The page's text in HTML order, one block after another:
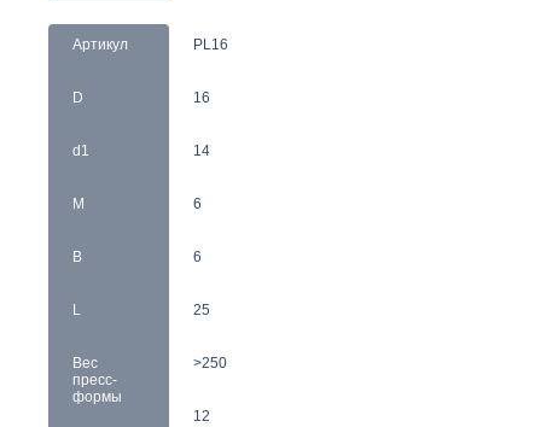
Артикул
D
d1
M
B
L
Вес
пресс-
формы
PL16
16
14
6
6
25
>250
12